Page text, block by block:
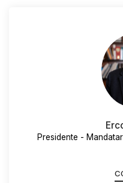
Presidente -